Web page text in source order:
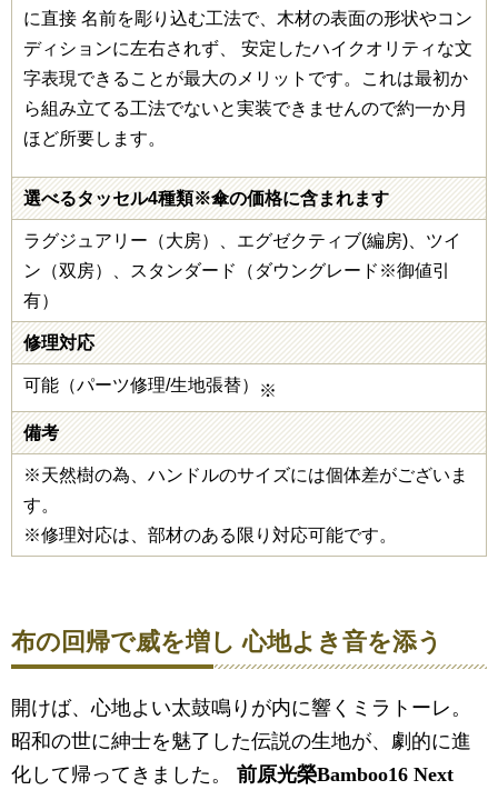
に直接 名前を彫り込む工法で、木材の表面の形状やコン
ディションに左右されず、 安定したハイクオリティな文
字表現できることが最大のメリットです。これは最初か
ら組み立てる工法でないと実装できませんので約一か月
ほど所要します。
選べるタッセル4種類※傘の価格に含まれます
ラグジュアリー（大房）、エグゼクティブ(編房)、ツイ
ン（双房）、スタンダード（ダウングレード※御値引
有）
修理対応
可能（パーツ修理/生地張替） ※
備考
※天然樹の為、ハンドルのサイズには個体差がございま
す。
※修理対応は、部材のある限り対応可能です。
布の回帰で威を増し 心地よき音を添う
開けば、心地よい太鼓鳴りが内に響くミラトーレ。
昭和の世に紳士を魅了した伝説の生地が、劇的に進
化して帰ってきました。 前原光榮Bamboo16 Next